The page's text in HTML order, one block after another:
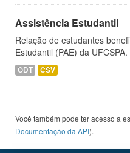
Assistência Estudantil
Relação de estudantes
Estudantil (PAE) da UFCSPA.
ODT CSV
Você também pode ter acesso a
Documentação da API).